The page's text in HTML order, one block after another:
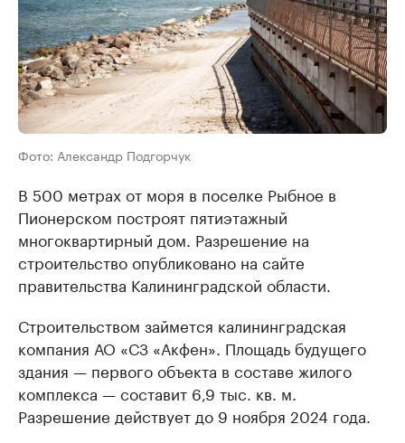
Фото: Александр Подгорчук
В 500 метрах от моря в поселке Рыбное в
Пионерском построят пятиэтажный
многоквартирный дом. Разрешение на
строительство опубликовано на сайте
правительства Калининградской области.
Строительством займется калининградская
компания АО «СЗ «Акфен». Площадь будущего
здания — первого объекта в составе жилого
комплекса — составит 6,9 тыс. кв. м.
Разрешение действует до 9 ноября 2024 года.